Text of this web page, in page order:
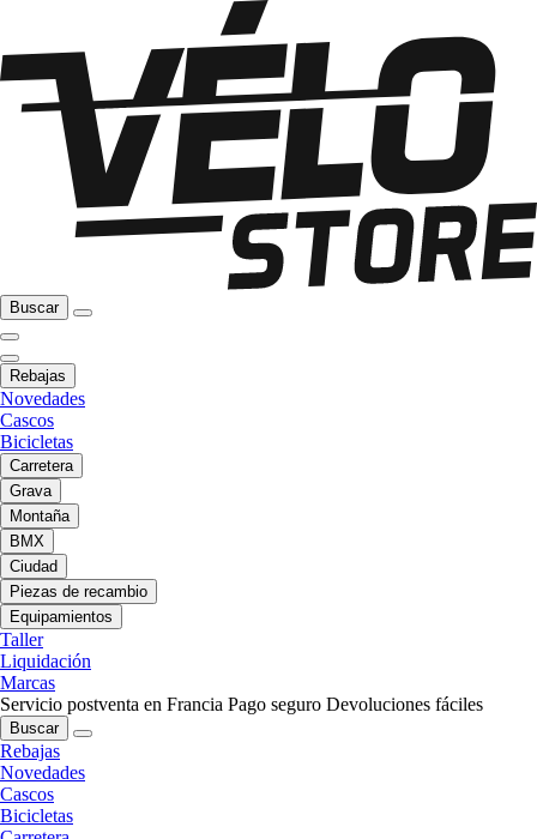
Buscar
Rebajas
Novedades
Cascos
Bicicletas
Carretera
Grava
Montaña
BMX
Ciudad
Piezas de recambio
Equipamientos
Taller
Liquidación
Marcas
Servicio postventa en Francia Pago seguro Devoluciones fáciles
Buscar
Rebajas
Novedades
Cascos
Bicicletas